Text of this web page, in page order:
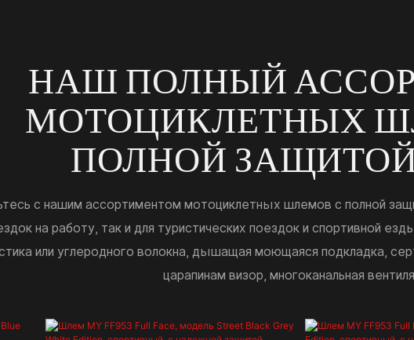
НАШ ПОЛНЫЙ
МОТОЦИКЛЕТНЫХ
ПОЛНОЙ
с нашим ассортиментом мотоциклетных шлемов с полной
на работу, так и для туристических поездок и спортивной
или углеродного волокна, дышащая моющаяся подкладка,
царапинам визор, многоканальная